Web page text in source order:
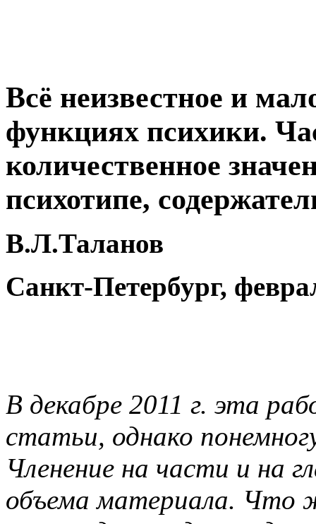
Всё неизвестное и
функциях психики.
количественное
психотипе,
В.Л.Таланов
Санкт-Петербург,
В декабре 2011 г. эта
статьи, однако
Членение на части и на
объема материала. Что